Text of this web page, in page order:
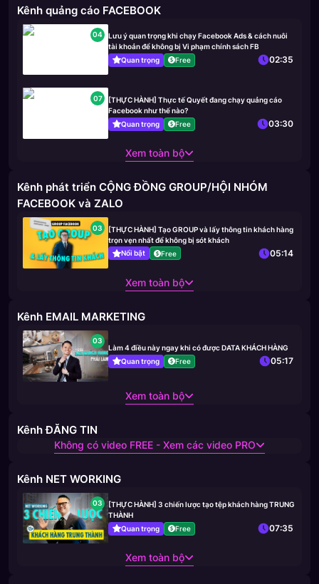
Kênh quảng cáo FACEBOOK
04
Lưu ý quan trọng khi chạy Facebook Ads & cách nuôi
tài khoản để không bị Vi phạm chính sách FB
Quan trọng
Free 02:35
07
[THỰC HÀNH] Thực tế Quyết đang chạy quảng cáo
Facebook như thế nào?
Quan trọng
Free 03:30
Xem toàn bộ
Kênh phát triển CỘNG ĐỒNG GROUP/HỘI NHÓM
FACEBOOK và ZALO
03
[THỰC HÀNH] Tạo GROUP và lấy thông tin khách hàng
trọn vẹn nhất để không bị sót khách
Nổi bật
Free 05:14
Xem toàn bộ
Kênh EMAIL MARKETING
03
Làm 4 điều này ngay khi có được DATA KHÁCH HÀNG
Quan trọng
Free 05:17
Xem toàn bộ
Kênh ĐĂNG TIN
Không có video FREE - Xem các video PRO
Kênh NET WORKING
03
[THỰC HÀNH] 3 chiến lược tạo tệp khách hàng TRUNG
THÀNH
Quan trọng
Free 07:35
Xem toàn bộ